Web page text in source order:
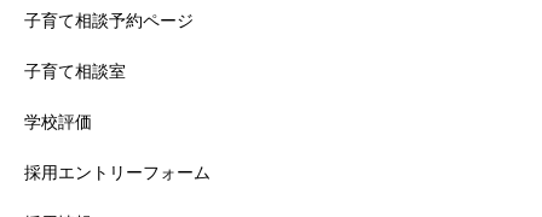
子育て相談予約ページ
子育て相談室
学校評価
採用エントリーフォーム